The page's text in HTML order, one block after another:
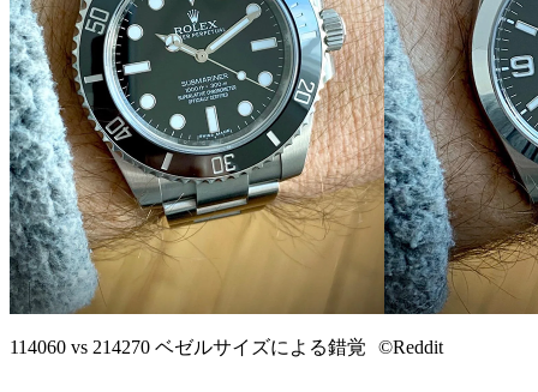
114060 vs 214270 ベゼルサイズによる錯覚 ©Reddit